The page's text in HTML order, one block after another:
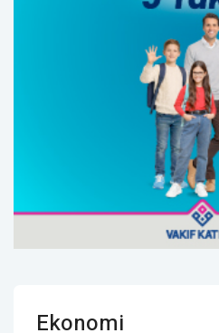
Ekonomi